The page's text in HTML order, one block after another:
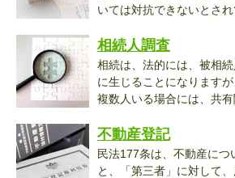
いては対抗できないとされ
相続人調査
相続は、法的には、被相
に生じることになります
複数人いる場合には、共有
不動産登記
民法177条は、不動産につ
と、「第三者」に対して